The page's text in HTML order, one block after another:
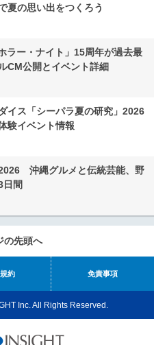
夏の思い出をつくろう
ラー・ナイト」15周年が過去最
CM公開とイベント詳細
イス「シーパラ夏の研究」2026
験イベント情報
沖縄グルメと伝統芸能、野
日間
の先頭へ
約 免責事項
Inc. All Rights Reserved.